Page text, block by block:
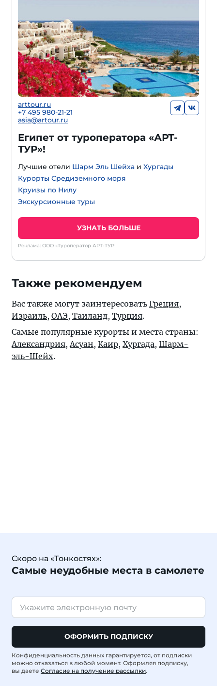
arttour.ru
+7 495 980-21-21
asia@artour.ru
Египет от туроператора «АРТ-
ТУР»!
Лучшие отели Шарм Эль Шейха и Хургады
Курорты Средиземного моря
Круизы по Нилу
Экскурсионные туры
УЗНАТЬ БОЛЬШЕ
Реклама: ООО «Туроператор АРТ-ТУР
Также рекомендуем
Вас также могут заинтересовать Греция,
Израиль, ОАЭ, Таиланд, Турция.
Самые популярные курорты и места страны:
Александрия,Асуан, Каир, Хургада, Шарм-
эль-Шейх.
Скоро на «Тонкостях»:
Самые неудобные места в самолете
ОФОРМИТЬ ПОДПИСКУ
Конфиденциальность данных гарантируется, от подписки
можно отказаться в любой момент. Оформляя подписку,
вы даете Согласие на получение рассылки.